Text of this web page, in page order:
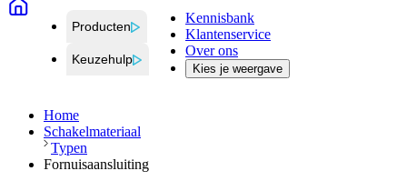
Producten
Keuzehulp
Kennisbank
Klantenservice
Over ons
Kies je weergave
Home
Schakelmateriaal
Typen
Fornuisaansluiting